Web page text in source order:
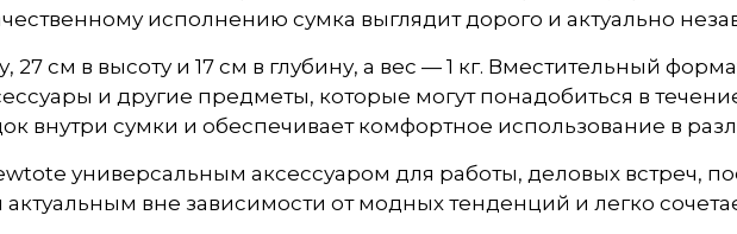
исполнению сумка выглядит дорого и актуально
см в высоту и 17 см в глубину, а вес — 1 кг. Вместительный
и другие предметы, которые могут понадобиться в
внутри сумки и обеспечивает комфортное использование в
универсальным аксессуаром для работы, деловых встреч,
вне зависимости от модных тенденций и легко